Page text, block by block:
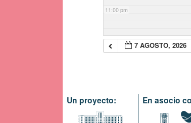
11:00 pm
7 AGOSTO, 2026
Un proyecto: En asocio